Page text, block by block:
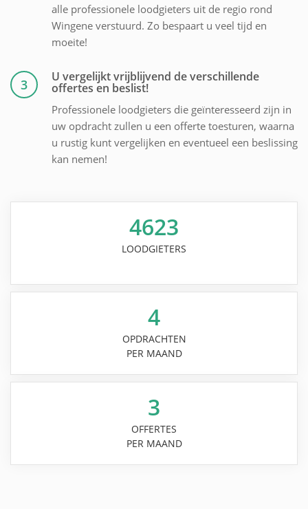
alle professionele loodgieters uit de regio rond
Wingene verstuurd. Zo bespaart u veel tijd en
moeite!
3 U vergelijkt vrijblijvend de verschillende
offertes en beslist!
Professionele loodgieters die geïnteresseerd zijn in
uw opdracht zullen u een offerte toesturen, waarna
u rustig kunt vergelijken en eventueel een beslissing
kan nemen!
4623
LOODGIETERS
4
OPDRACHTEN
PER MAAND
3
OFFERTES
PER MAAND